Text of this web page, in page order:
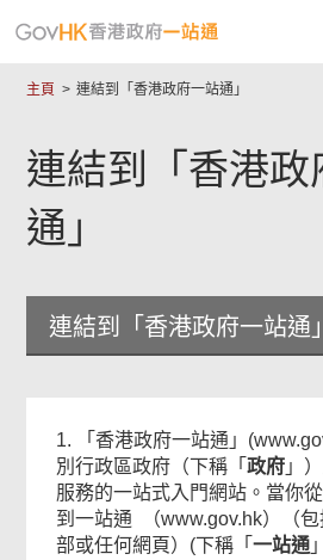
主頁 連結到「香港政府一站通」
連結到「香港政
通」
連結到「香港政府一站通」
1. 「香港政府一站通」
別行政區政府（下稱「政府 」
服務的一站式入門網站。當你
到一站通 （www.gov.hk）（
部或任何網頁）(下稱「一站通